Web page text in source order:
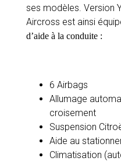
ses modèles. Version
Aircross est ainsi
d’aide à la conduite :
6 Airbags
Allumage
croisement
Suspension
Aide au
Climatisation